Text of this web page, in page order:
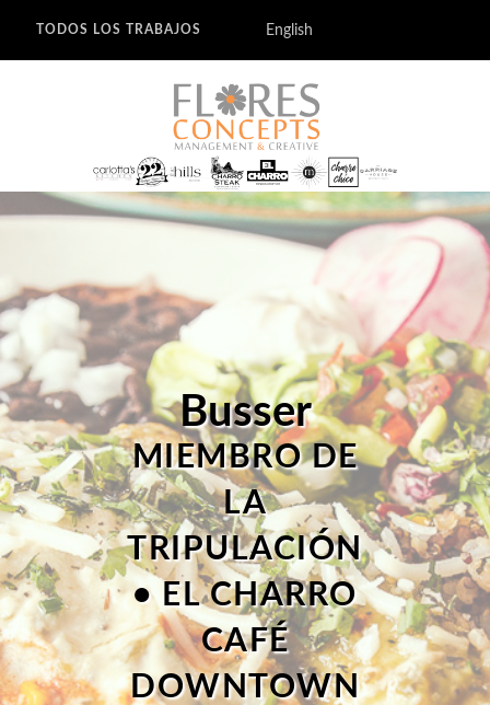
TODOS LOS TRABAJOS English
Busser
MIEMBRO DE
LA
TRIPULACIÓN
• EL CHARRO
CAFÉ
DOWNTOWN